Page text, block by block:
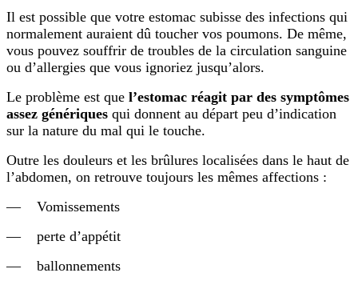
Il est possible que votre estomac subisse des infections qui
normalement auraient dû toucher vos poumons. De même,
vous pouvez souffrir de troubles de la circulation sanguine
ou d’allergies que vous ignoriez jusqu’alors.
Le problème est que l’estomac réagit par des symptômes
assez génériques qui donnent au départ peu d’indication
sur la nature du mal qui le touche.
Outre les douleurs et les brûlures localisées dans le haut de
l’abdomen, on retrouve toujours les mêmes affections :
— Vomissements
— perte d’appétit
— ballonnements